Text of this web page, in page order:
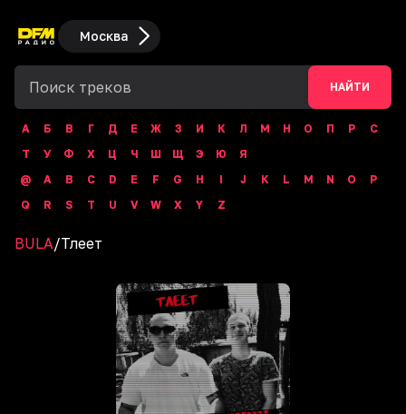
Москва
НАЙТИ
А Б В Г Д Е Ж З И К Л М Н О П Р
С
Т
У Ф Х Ц Ч Ш Щ Э Ю
Я
@
A B C D E F G H I J K L M N O
P
Q
R S T U V W X Y Z
BULA/Тлеет